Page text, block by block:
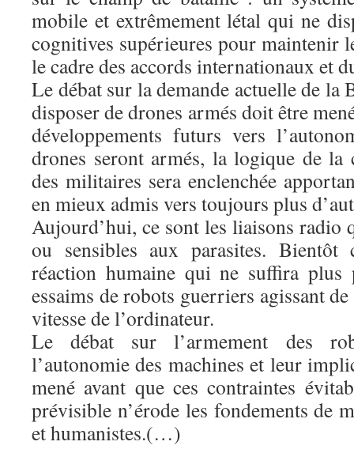
mobile et extrêmement létal qui ne
cognitives supérieures pour maintenir
le cadre des accords internationaux et
Le débat sur la demande actuelle de la
disposer de drones armés doit être
développements futurs vers
drones seront armés, la logique de la
des militaires sera enclenchée
en mieux admis vers toujours plus
Aujourd’hui, ce sont les liaisons radio
ou sensibles aux parasites.
réaction humaine qui ne suffira plus
essaims de robots guerriers agissant
vitesse de l’ordinateur.
Le débat sur l’armement des
l’autonomie des machines et leur
mené avant que ces contraintes
prévisible n’érode les fondements de
et humanistes.(…)